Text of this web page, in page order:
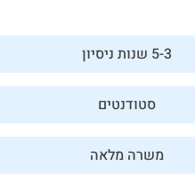
5-3 שנות ניסיון
סטודנטים
משרה מלאה